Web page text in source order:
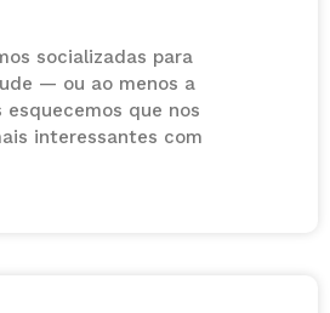
socializadas para
— ou ao menos a
que nos
interessantes com